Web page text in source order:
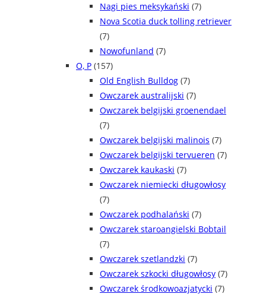
Nagi pies meksykański (7)
Nova Scotia duck tolling retriever
(7)
Nowofunland (7)
O, P (157)
Old English Bulldog (7)
Owczarek australijski (7)
Owczarek belgijski groenendael
(7)
Owczarek belgijski malinois (7)
Owczarek belgijski tervueren (7)
Owczarek kaukaski (7)
Owczarek niemiecki długowłosy
(7)
Owczarek podhalański (7)
Owczarek staroangielski Bobtail
(7)
Owczarek szetlandzki (7)
Owczarek szkocki długowłosy (7)
Owczarek środkowoazjatycki (7)